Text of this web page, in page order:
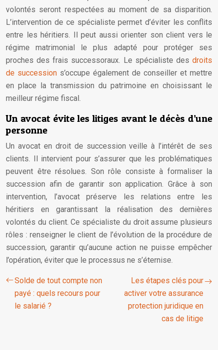
volontés seront respectées au moment de sa disparition.
L’intervention de ce spécialiste permet d’éviter les conflits
entre les héritiers. Il peut aussi orienter son client vers le
régime matrimonial le plus adapté pour protéger ses
proches des frais successoraux. Le spécialiste des droits
de succession s’occupe également de conseiller et mettre
en place la transmission du patrimoine en choisissant le
meilleur régime fiscal.
Un avocat évite les litiges avant le décès d’une
personne
Un avocat en droit de succession veille à l’intérêt de ses
clients. Il intervient pour s’assurer que les problématiques
peuvent être résolues. Son rôle consiste à formaliser la
succession afin de garantir son application. Grâce à son
intervention, l’avocat préserve les relations entre les
héritiers en garantissant la réalisation des dernières
volontés du client. Ce spécialiste du droit assume plusieurs
rôles : renseigner le client de l’évolution de la procédure de
succession, garantir qu’aucune action ne puisse empêcher
l’opération, éviter que le processus ne s’éternise.
Solde de tout compte non
payé : quels recours pour
le salarié ?
Les étapes clés pour
activer votre assurance
protection juridique en
cas de litige